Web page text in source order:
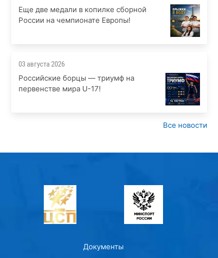
Еще две медали в копилке сборной
России на чемпионате Европы!
03 августа 2026
Российские борцы — триумф на
первенстве мира U-17!
Все новости
Документы